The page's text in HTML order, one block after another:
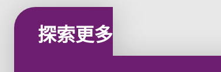
探索更多